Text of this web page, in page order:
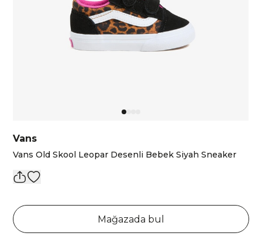
Vans
Vans Old Skool Leopar Desenli Bebek Siyah Sneaker
Mağazada bul